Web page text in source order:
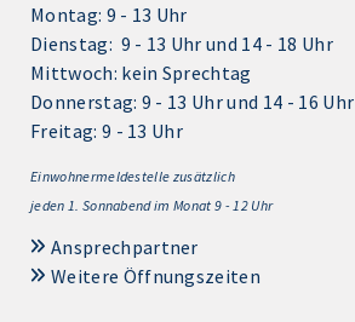
Montag: 9 - 13 Uhr
Dienstag: 9 - 13 Uhr und 14 - 18 Uhr
Mittwoch: kein Sprechtag
Donnerstag: 9 - 13 Uhr und 14 - 16 Uhr
Freitag: 9 - 13 Uhr
Einwohnermeldestelle zusätzlich
jeden 1. Sonnabend im Monat 9 - 12 Uhr
Ansprechpartner
Weitere Öffnungszeiten